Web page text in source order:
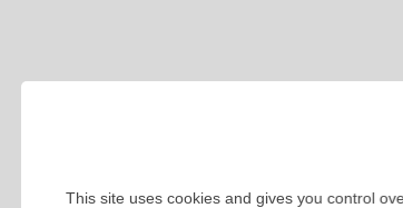
This site uses cookies and gives you control